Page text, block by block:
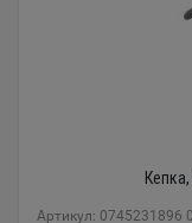
Артикул: 0745231896